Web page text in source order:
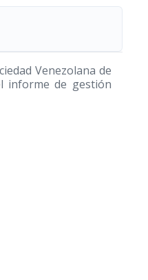
Venezolana de
informe de gestión